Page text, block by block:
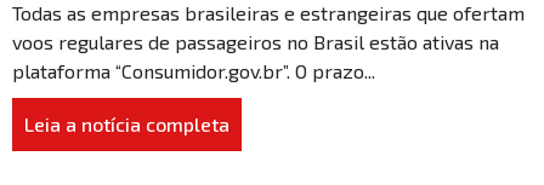
Todas as empresas brasileiras e estrangeiras que ofertam
voos regulares de passageiros no Brasil estão ativas na
plataforma “Consumidor.gov.br”. O prazo...
Leia a notícia completa